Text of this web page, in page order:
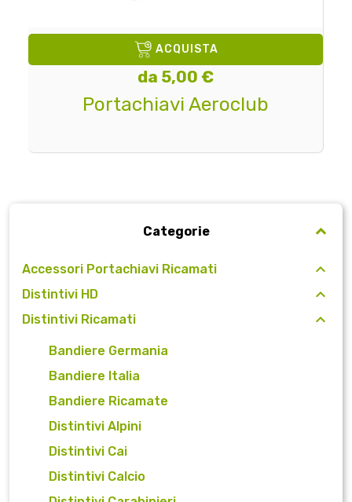
Categorie
Accessori Portachiavi Ricamati
Distintivi HD
Distintivi Ricamati
Bandiere Germania
Bandiere Italia
Bandiere Ricamate
Distintivi Alpini
Distintivi Cai
Distintivi Calcio
ACQUISTA
da 5,00 €
Portachiavi Aeroclub